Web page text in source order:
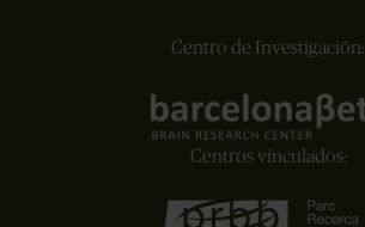
Centro de Investigación:
Centros vinculados: